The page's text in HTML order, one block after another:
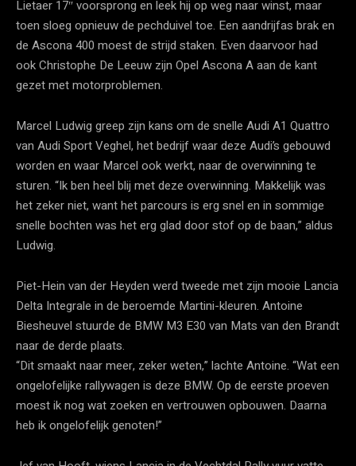
Lietaer 17″ voorsprong en leek hij op weg naar winst, maar
toen sloeg opnieuw de pechduivel toe. Een aandrijfas brak en
de Ascona 400 moest de strijd staken. Even daarvoor had
ook Christophe De Leeuw zijn Opel Ascona A aan de kant
gezet met motorproblemen.
Marcel Ludwig greep zijn kans om de snelle Audi A1 Quattro
van Audi Sport Veghel, het bedrijf waar deze Audi’s gebouwd
worden en waar Marcel ook werkt, naar de overwinning te
sturen. “Ik ben heel blij met deze overwinning. Makkelijk was
het zeker niet, want het parcours is erg snel en in sommige
snelle bochten was het erg glad door stof op de baan,” aldus
Ludwig.
Piet-Hein van der Heyden werd tweede met zijn mooie Lancia
Delta Integrale in de beroemde Martini-kleuren. Antoine
Biesheuvel stuurde de BMW M3 E30 van Mats van den Brandt
naar de derde plaats.
“Dit smaakt naar meer, zeker weten,” lachte Antoine. “Wat een
ongelofelijke rallywagen is deze BMW. Op de eerste proeven
moest ik nog wat zoeken en vertrouwen opbouwen. Daarna
heb ik ongelofelijk genoten!”